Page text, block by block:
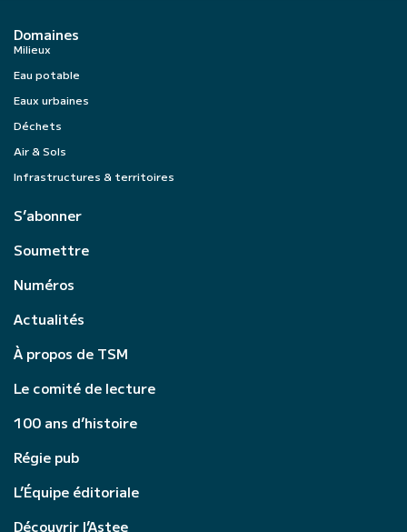
Domaines
Milieux
Eau potable
Eaux urbaines
Déchets
Air & Sols
Infrastructures & territoires
S’abonner
Soumettre
Numéros
Actualités
À propos de TSM
Le comité de lecture
100 ans d’histoire
Régie pub
L’Équipe éditoriale
Découvrir l’Astee